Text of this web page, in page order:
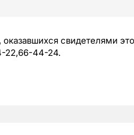
свидетелями
22,66-44-24.